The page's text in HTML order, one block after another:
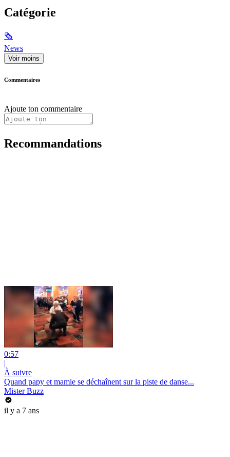
Catégorie
🗞
News
Voir moins
Commentaires
Ajoute ton commentaire
Recommandations
0:57
|
À suivre
Quand papy et mamie se déchaînent sur la piste de danse...
Mister Buzz
il y a 7 ans